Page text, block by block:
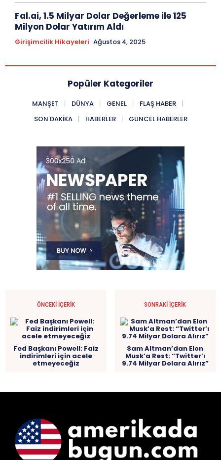
Fal.ai, 1.5 Milyar Dolar Değerleme ile 125
Milyon Dolar Yatırım Aldı
Girişimcilik Hikayeleri Ağustos 4, 2025
Popüler Kategoriler
MANŞET DÜNYA GENEL
FLAŞ HABER
SON DAKIKA
HABERLER GÜNCEL HABERLER
ÖNCEKI İÇERIK
Fed Başkanı Powell: Faiz
indirimleri için acele
etmeyeceğiz
SONRAKI İÇERIK
Sam Altman’dan Elon
Musk’a Rest: “Twitter’ı
9.74 Milyar Dolara Alırız”